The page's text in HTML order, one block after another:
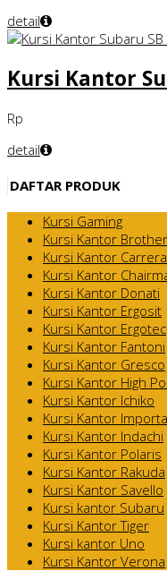
detail
Kursi Kantor
Rp
detail
DAFTAR PRODUK
Kursi Gaming
Kursi Kantor Brother
Kursi Kantor Carrera
Kursi Kantor
Kursi Kantor Donati
Kursi Kantor Ergosit
Kursi Kantor Ergotec
Kursi Kantor Fantoni
Kursi Kantor Gresco
Kursi Kantor High
Kursi Kantor Ichiko
Kursi Kantor Importa
Kursi Kantor Indachi
Kursi Kantor Polaris
Kursi Kantor Rakuda
Kursi Kantor Savello
Kursi kantor Subaru
Kursi Kantor Tiger
Kursi kantor Uno
Kursi Kantor Verona